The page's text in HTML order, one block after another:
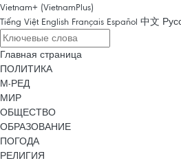
Vietnam+ (VietnamPlus)
Tiếng Việt English Français Español 中文
Главная страница
ПОЛИТИКА
М-РЕД
МИР
ОБЩЕСТВО
ОБРАЗОВАНИЕ
ПОГОДА
РЕЛИГИЯ